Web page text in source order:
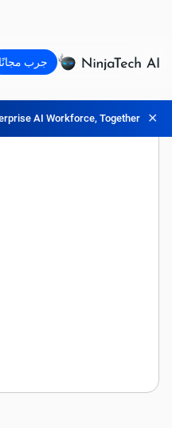
AI Workforce, Together. ✕
جرب مجانًا